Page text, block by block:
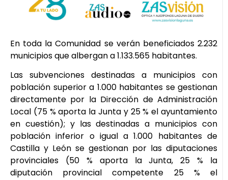
En toda la Comunidad se verán beneficiados 2.232
municipios que albergan a 1.133.565 habitantes.
Las subvenciones destinadas a municipios con
población superior a 1.000 habitantes se gestionan
directamente por la Dirección de Administración
Local (75 % aporta la Junta y 25 % el ayuntamiento
en cuestión); y las destinadas a municipios con
población inferior o igual a 1.000 habitantes de
Castilla y León se gestionan por las diputaciones
provinciales (50 % aporta la Junta, 25 % la
diputación provincial competente 25 % el